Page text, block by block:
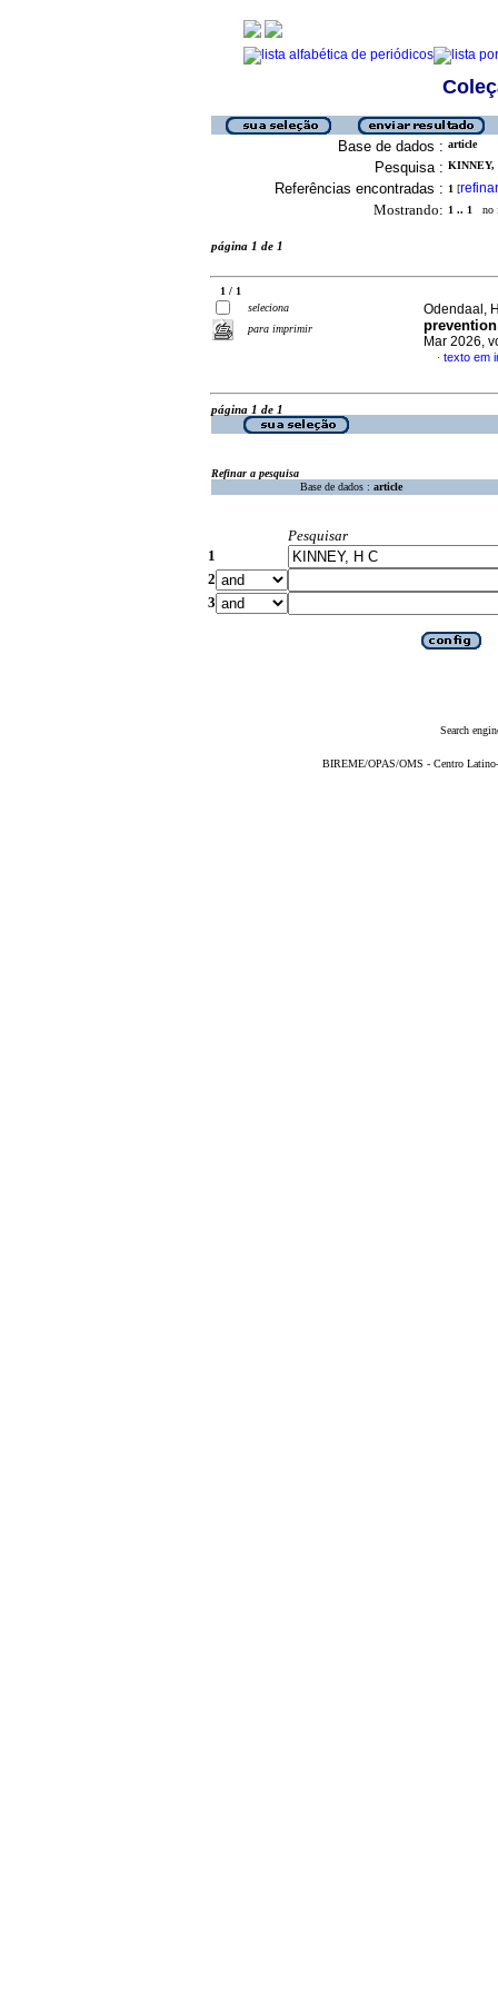
Base de dados : article
Pesquisa : KINNEY,
Referências encontradas : 1 [refinar
Mostrando: 1 .. 1 no
página 1 de 1
1 / 1
seleciona
para imprimir
Odendaal,
Mar 2026,
· texto em
página 1 de 1
Refinar a pesquisa
Base de dados : article
Pesquisar
1
2
3
Search
BIREME/OPAS/OMS - Centro Latino-